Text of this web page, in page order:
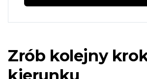
Zrób kolejny